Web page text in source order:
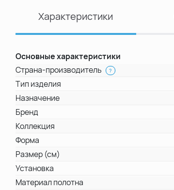
Характеристики
Основные характеристики
Страна-производитель
?
Тип изделия
Назначение
Бренд
Коллекция
Форма
Размер (см)
Установка
Материал полотна